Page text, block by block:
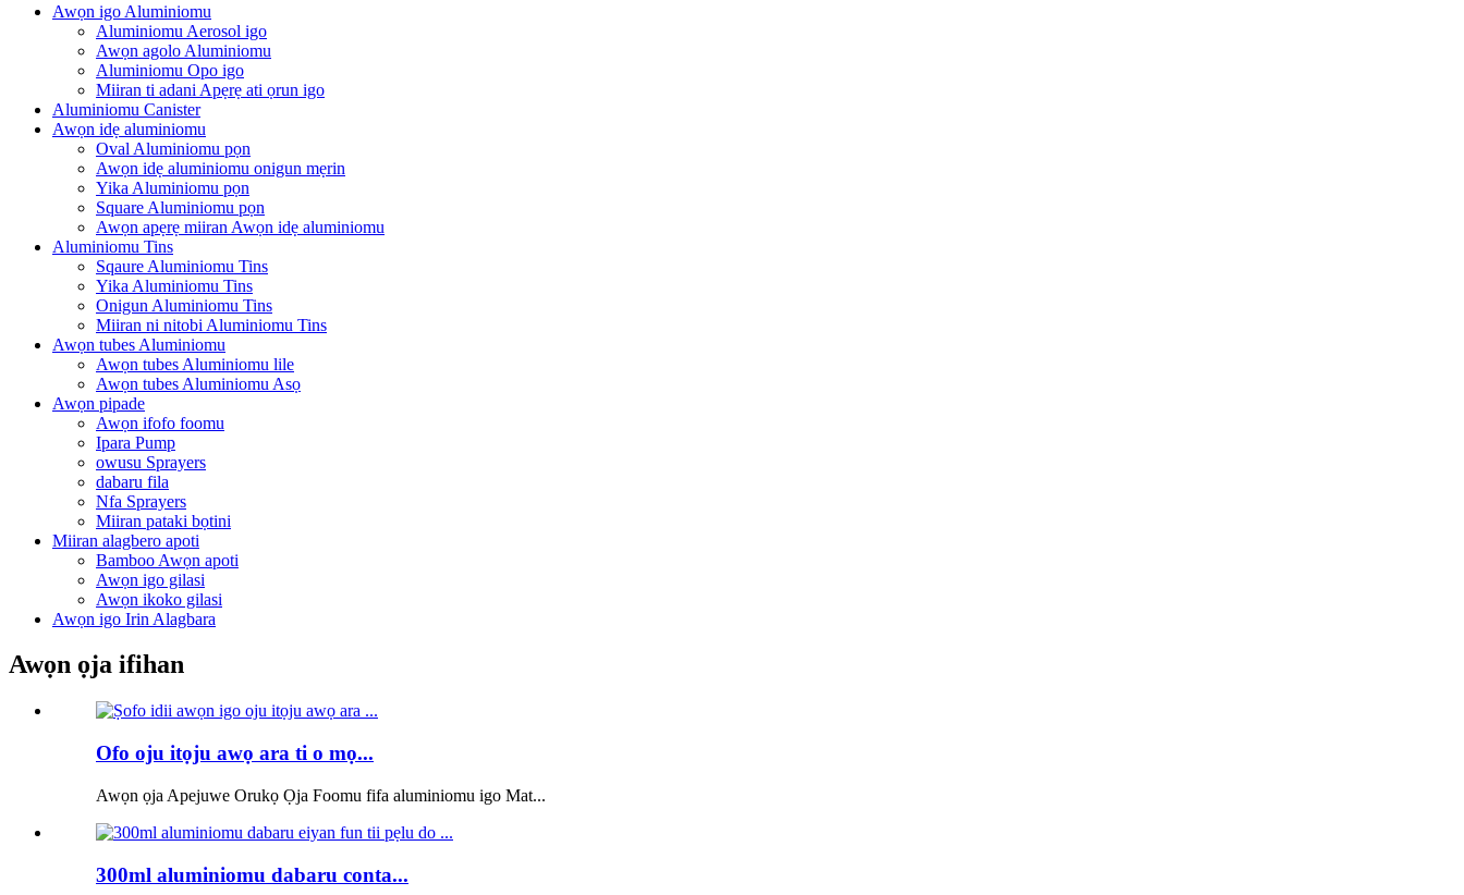
Awọn igo Aluminiomu
Aluminiomu Aerosol igo
Awọn agolo Aluminiomu
Aluminiomu Opo igo
Miiran ti adani Apẹrẹ ati ọrun igo
Aluminiomu Canister
Awọn idẹ aluminiomu
Oval Aluminiomu pọn
Awọn idẹ aluminiomu onigun mẹrin
Yika Aluminiomu pọn
Square Aluminiomu pọn
Awọn apẹrẹ miiran Awọn idẹ aluminiomu
Aluminiomu Tins
Sqaure Aluminiomu Tins
Yika Aluminiomu Tins
Onigun Aluminiomu Tins
Miiran ni nitobi Aluminiomu Tins
Awọn tubes Aluminiomu
Awọn tubes Aluminiomu lile
Awọn tubes Aluminiomu Asọ
Awọn pipade
Awọn ifofo foomu
Ipara Pump
owusu Sprayers
dabaru fila
Nfa Sprayers
Miiran pataki bọtini
Miiran alagbero apoti
Bamboo Awọn apoti
Awọn igo gilasi
Awọn ikoko gilasi
Awọn igo Irin Alagbara
Awọn ọja ifihan
Ofo oju itọju awọ ara ti o mọ...
Awọn ọja Apejuwe Orukọ Ọja Foomu fifa aluminiomu igo Mat...
300ml aluminiomu dabaru conta...